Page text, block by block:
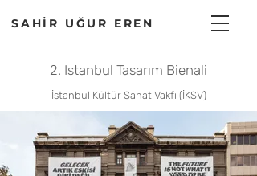
SAHİR UĞUR EREN
2. Istanbul Tasarım Bienali
İstanbul Kültür Sanat Vakfı (İKSV)